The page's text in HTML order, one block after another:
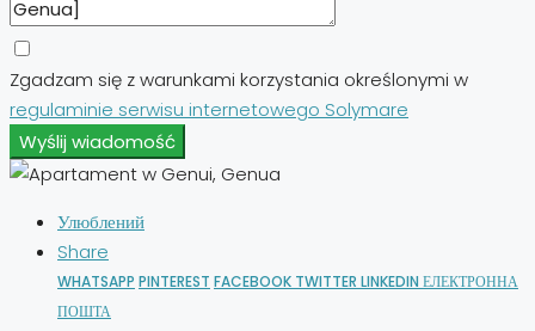
Zgadzam się z warunkami korzystania określonymi w
regulaminie serwisu internetowego Solymare
Wyślij wiadomość
Улюблений
Share
WHATSAPP PINTEREST FACEBOOK TWITTER LINKEDIN ЕЛЕКТРОННА
ПОШТА